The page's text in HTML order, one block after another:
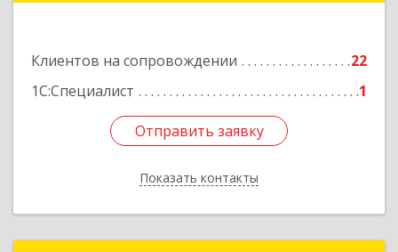
Клиентов на сопровождении
22
1С:Специалист
1
Отправить заявку
Показать контакты
Отправить заявку
Назад